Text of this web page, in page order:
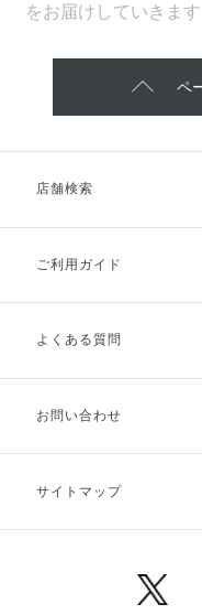
をお届けしていきます
ペ
店舗検索
ご利用ガイド
ご利用ガイドトップ
お支払方法
キャンセル・返品・交換
よくある質問
お問い合わせ
サイトマップ